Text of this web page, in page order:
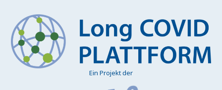
Ein Projekt der